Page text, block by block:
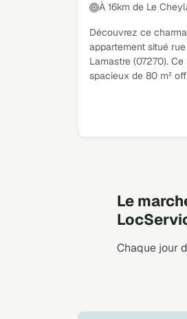
À 16km de Le
Découvrez ce
appartement situé
Lamastre (07270). Ce
spacieux de 80 m²
Le
Chaque jour